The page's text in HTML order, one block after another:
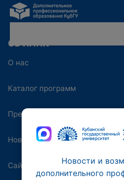
ОБ ИППК
О нас
Каталог программ
Преподаватели
Новости
Сайт университетаНовости и
дополнительного